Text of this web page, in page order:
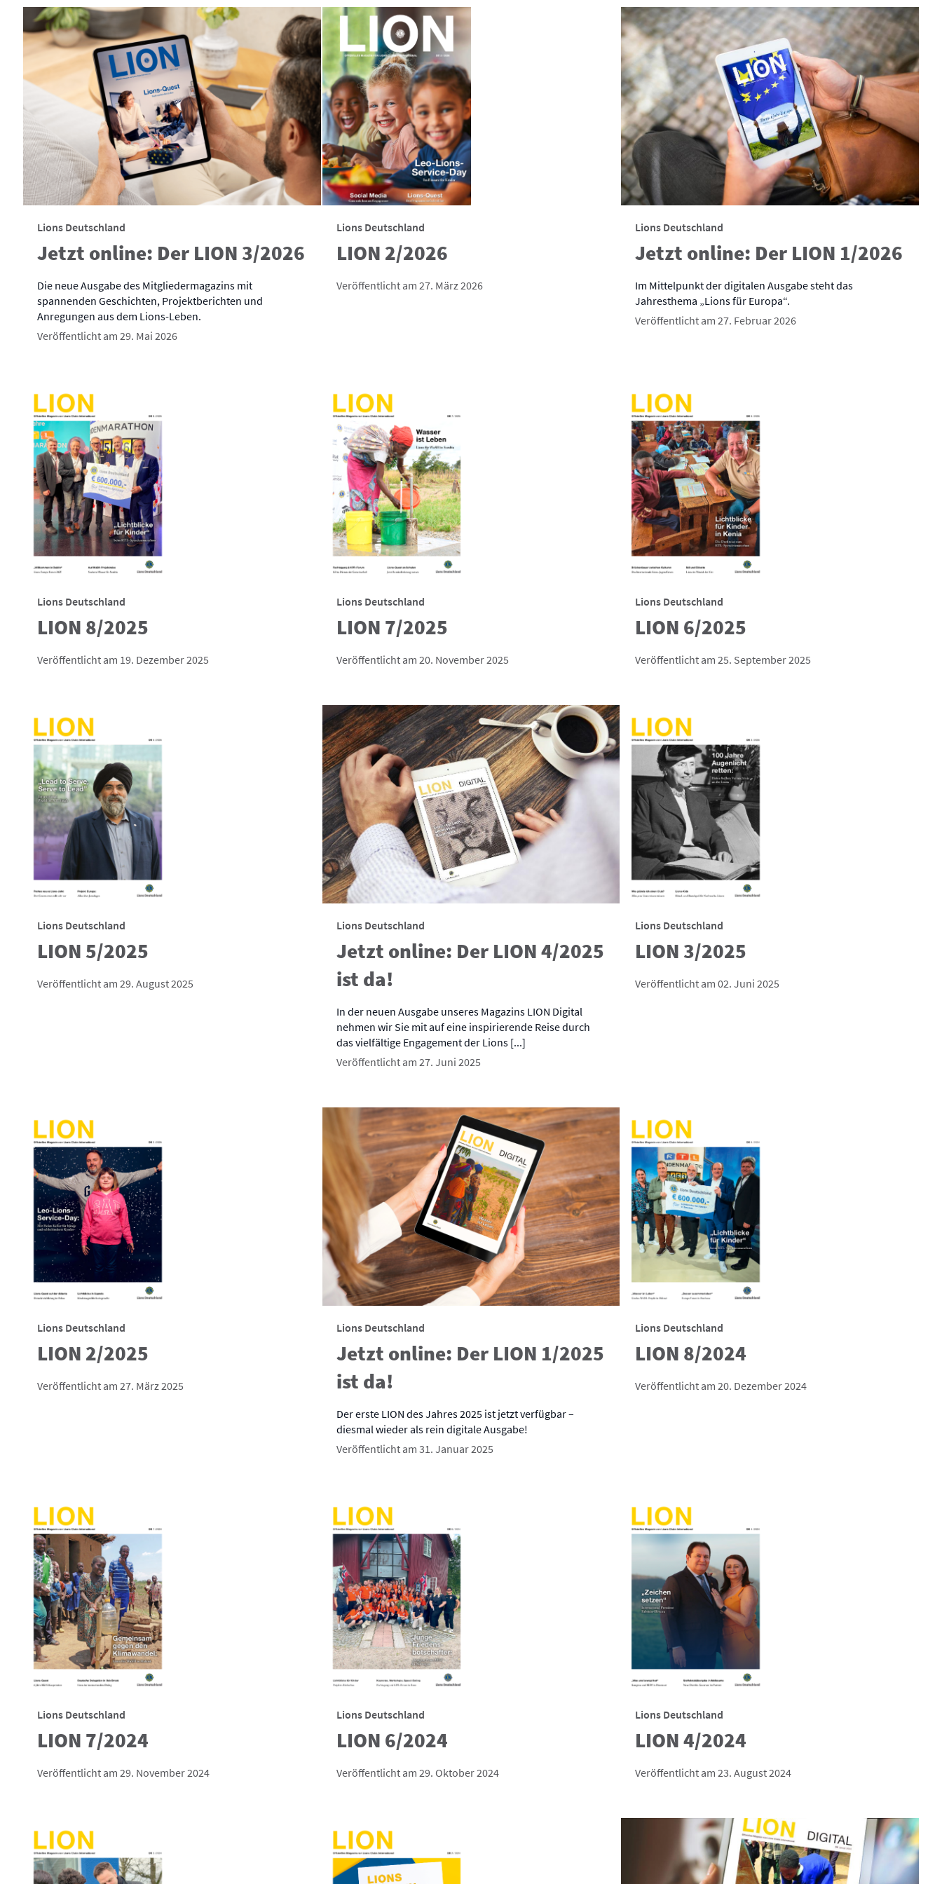
Lions Deutschland
Jetzt online: Der LION 3/2026
Die neue Ausgabe des Mitgliedermagazins mit
spannenden Geschichten, Projektberichten und
Anregungen aus dem Lions-Leben.
Veröffentlicht am 29. Mai 2026
Lions Deutschland
LION 2/2026
Veröffentlicht am 27. März 2026
Lions Deutschland
Jetzt online: Der LION 1/2026
Im Mittelpunkt der digitalen Ausgabe steht das
Jahresthema „Lions für Europa“.
Veröffentlicht am 27. Februar 2026
Lions Deutschland
LION 8/2025
Veröffentlicht am 19. Dezember 2025
Lions Deutschland
LION 7/2025
Veröffentlicht am 20. November 2025
Lions Deutschland
LION 6/2025
Veröffentlicht am 25. September 2025
Lions Deutschland
LION 5/2025
Veröffentlicht am 29. August 2025
Lions Deutschland
Jetzt online: Der LION 4/2025
ist da!
In der neuen Ausgabe unseres Magazins LION Digital
nehmen wir Sie mit auf eine inspirierende Reise durch
das vielfältige Engagement der Lions [...]
Veröffentlicht am 27. Juni 2025
Lions Deutschland
LION 3/2025
Veröffentlicht am 02. Juni 2025
Lions Deutschland
LION 2/2025
Veröffentlicht am 27. März 2025
Lions Deutschland
Jetzt online: Der LION 1/2025
ist da!
Der erste LION des Jahres 2025 ist jetzt verfügbar –
diesmal wieder als rein digitale Ausgabe!
Veröffentlicht am 31. Januar 2025
Lions Deutschland
LION 8/2024
Veröffentlicht am 20. Dezember 2024
Lions Deutschland
LION 7/2024
Veröffentlicht am 29. November 2024
Lions Deutschland
LION 6/2024
Veröffentlicht am 29. Oktober 2024
Lions Deutschland
LION 4/2024
Veröffentlicht am 23. August 2024